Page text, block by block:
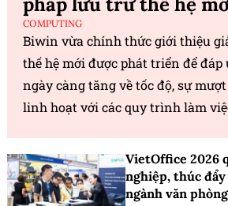
COMPUTING
Biwin vừa chính thức giới thiệu
thế hệ mới được phát triển để đáp
ngày càng tăng về tốc độ, sự
linh hoạt với các quy trình làm
VietOffice 2026
nghiệp, thúc
ngành văn phòng